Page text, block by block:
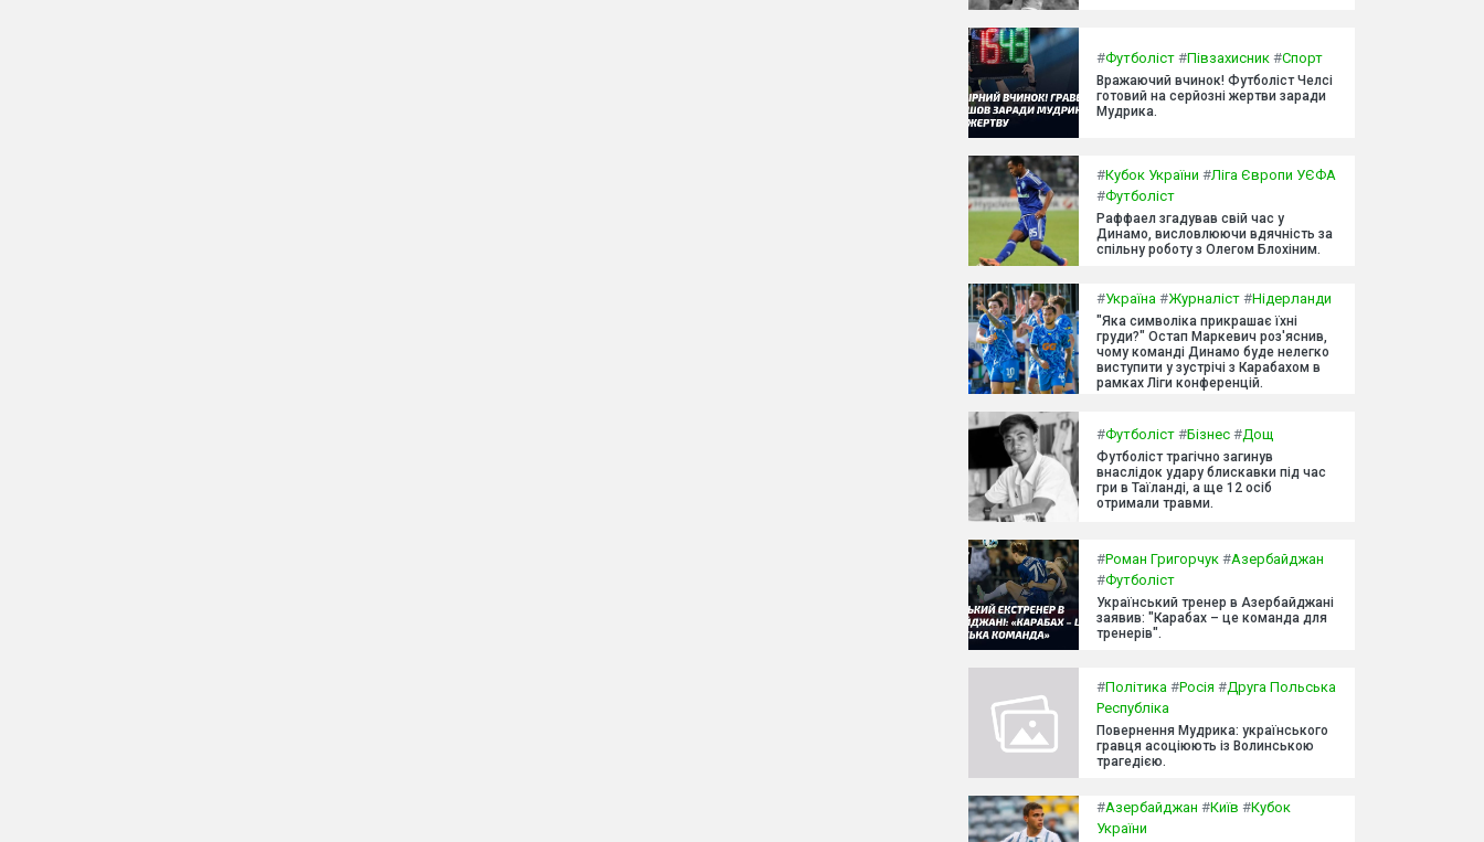
#Футболіст #Півзахисник #Спорт
Вражаючий вчинок! Футболіст Челсі
готовий на серйозні жертви заради
Мудрика.
#Кубок України #Ліга Європи УЄФА
#Футболіст
Раффаел згадував свій час у
Динамо, висловлюючи вдячність за
спільну роботу з Олегом Блохіним.
#Україна #Журналіст #Нідерланди
"Яка символіка прикрашає їхні
груди?" Остап Маркевич роз'яснив,
чому команді Динамо буде нелегко
виступити у зустрічі з Карабахом в
рамках Ліги конференцій.
#Футболіст #Бізнес #Дощ
Футболіст трагічно загинув
внаслідок удару блискавки під час
гри в Таїланді, а ще 12 осіб
отримали травми.
#Роман Григорчук #Азербайджан
#Футболіст
Український тренер в Азербайджані
заявив: "Карабах – це команда для
тренерів".
#Політика #Росія #Друга Польська
Республіка
Повернення Мудрика: українського
гравця асоціюють із Волинською
трагедією.
#Азербайджан #Київ #Кубок
України